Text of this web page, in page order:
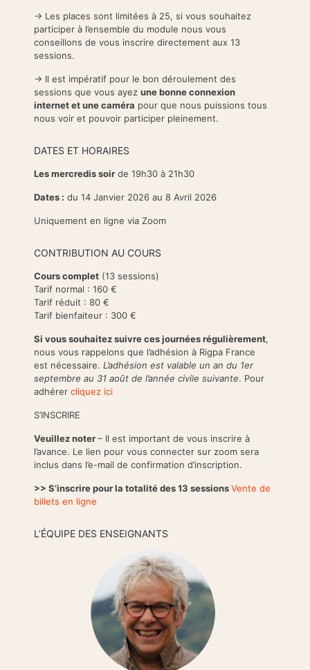
-> Les places sont limitées à 25, si vous souhaitez
participer à l’ensemble du module nous vous
conseillons de vous inscrire directement aux 13
sessions.
-> Il est impératif pour le bon déroulement des
sessions que vous ayez une bonne connexion
internet et une caméra pour que nous puissions tous
nous voir et pouvoir participer pleinement.
DATES ET HORAIRES
Les mercredis soir de 19h30 à 21h30
Dates : du 14 Janvier 2026 au 8 Avril 2026
Uniquement en ligne via Zoom
CONTRIBUTION AU COURS
Cours complet (13 sessions)
Tarif normal : 160 €
Tarif réduit : 80 €
Tarif bienfaiteur : 300 €
Si vous souhaitez suivre ces journées régulièrement,
nous vous rappelons que l’adhésion à Rigpa France
est nécessaire. L’adhésion est valable un an du 1er
septembre au 31 août de l’année civile suivante. Pour
adhérer cliquez ici
S’INSCRIRE
Veuillez noter– Il est important de vous inscrire à
l’avance. Le lien pour vous connecter sur zoom sera
inclus dans l’e-mail de confirmation d’inscription.
>> S’inscrire pour la totalité des 13 sessionsVente de
billets en ligne
L’ÉQUIPE DES ENSEIGNANTS